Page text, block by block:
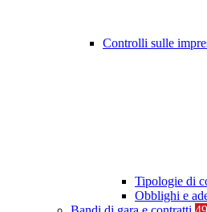
Controlli sulle
Tipologie di
Obblighi e